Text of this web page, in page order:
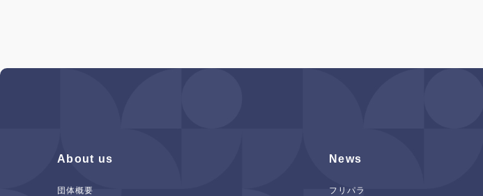
About us
団体概要
News
フリパラ